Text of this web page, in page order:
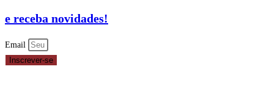
MIL
CORES
80G
e receba novidades!
Email
Inscrever-se